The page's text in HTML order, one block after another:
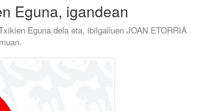
Eguna, igandean
Eguna dela eta, ibilgailuen JOAN ETORRIA